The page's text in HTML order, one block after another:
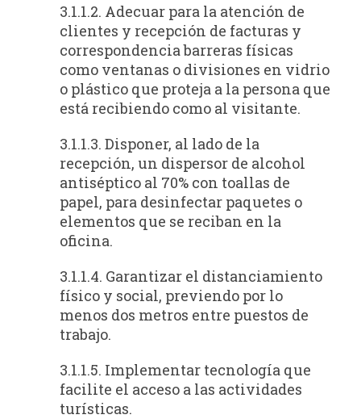
3.1.1.2. Adecuar para la atención de
clientes y recepción de facturas y
correspondencia barreras físicas
como ventanas o divisiones en vidrio
o plástico que proteja a la persona que
está recibiendo como al visitante.
3.1.1.3. Disponer, al lado de la
recepción, un dispersor de alcohol
antiséptico al 70% con toallas de
papel, para desinfectar paquetes o
elementos que se reciban en la
oficina.
3.1.1.4. Garantizar el distanciamiento
físico y social, previendo por lo
menos dos metros entre puestos de
trabajo.
3.1.1.5. Implementar tecnología que
facilite el acceso a las actividades
turísticas.